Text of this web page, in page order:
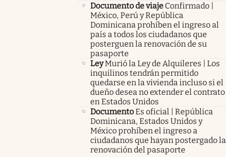
Documento de viaje Confirmado |
México, Perú y República
Dominicana prohíben el ingreso al
país a todos los ciudadanos que
posterguen la renovación de su
pasaporte
LeyMurió la Ley de Alquileres | Los
inquilinos tendrán permitido
quedarse en la vivienda incluso si el
dueño desea no extender el contrato
en Estados Unidos
DocumentoEs oficial | República
Dominicana, Estados Unidos y
México prohíben el ingreso a
ciudadanos que hayan postergado la
renovación del pasaporte